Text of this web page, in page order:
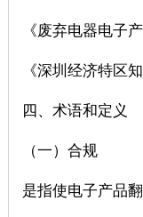
《废弃电器电子
《深圳经济特区
四、术语和定义
（一）合规
是指使电子产品